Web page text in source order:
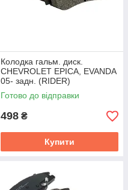
Колодка гальм. диск.
CHEVROLET EPICA, EVANDA
05- задн. (RIDER)
RD.3323.DB3346
Готово до відправки
498 ₴
Купити